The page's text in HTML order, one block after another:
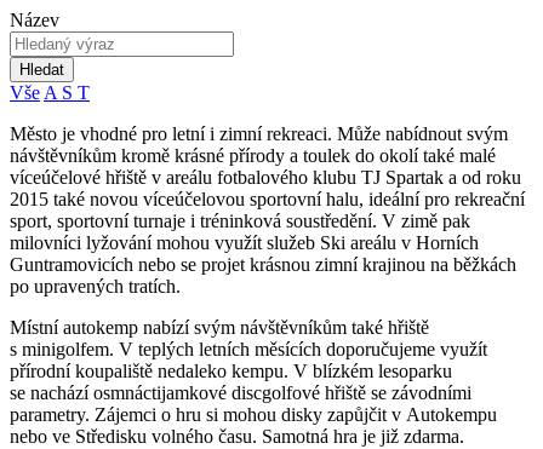
Název
Hledat
Vše A S T
Město je vhodné pro letní i zimní rekreaci. Může nabídnout svým
návštěvníkům kromě krásné přírody a toulek do okolí také malé
víceúčelové hřiště v areálu fotbalového klubu TJ Spartak a od roku
2015 také novou víceúčelovou sportovní halu, ideální pro rekreační
sport, sportovní turnaje i tréninková soustředění. V zimě pak
milovníci lyžování mohou využít služeb Ski areálu v Horních
Guntramovicích nebo se projet krásnou zimní krajinou na běžkách
po upravených tratích.
Místní autokemp nabízí svým návštěvníkům také hřiště
s minigolfem. V teplých letních měsících doporučujeme využít
přírodní koupaliště nedaleko kempu. V blízkém lesoparku
se nachází osmnáctijamkové discgolfové hřiště se závodními
parametry. Zájemci o hru si mohou disky zapůjčit v Autokempu
nebo ve Středisku volného času. Samotná hra je již zdarma.